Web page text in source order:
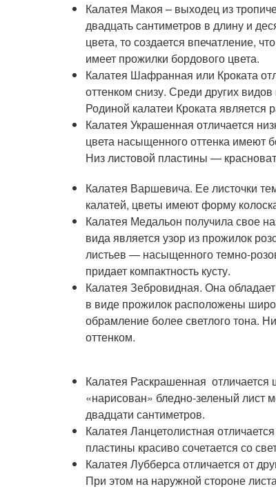
Калатея Макоя – выходец из
двадцать сантиметров в длину и
цвета, то создается впечатление,
имеет прожилки бордового цвета.
Калатея Шафранная или Кроката
оттенком снизу. Среди других
Родиной калатеи Кроката является
Калатея Украшенная отличается
цвета насыщенного оттенка имеют
Низ листовой пластины —
Калатея Варшевича. Ее листочки
калатей, цветы имеют форму
Калатея Медальон получила свое
вида является узор из прожилок
листьев — насыщенного темно-
придает компактность кусту.
Калатея Зебровидная. Она
в виде прожилок расположены
обрамление более светлого тона.
оттенком.
Калатея Раскрашенная
«нарисован» бледно-зеленый лист
двадцати сантиметров.
Калатея Ланцетолистная
пластины красиво сочетается со
Калатея Лубберса отличается от
При этом на наружной стороне